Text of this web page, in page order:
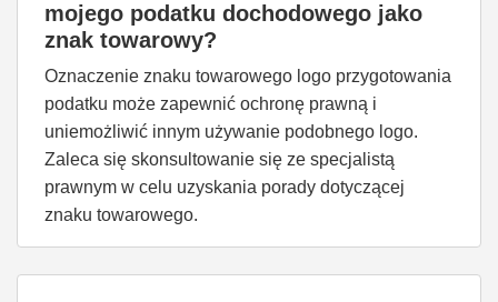
mojego podatku dochodowego jako
znak towarowy?
Oznaczenie znaku towarowego logo przygotowania
podatku może zapewnić ochronę prawną i
uniemożliwić innym używanie podobnego logo.
Zaleca się skonsultowanie się ze specjalistą
prawnym w celu uzyskania porady dotyczącej
znaku towarowego.